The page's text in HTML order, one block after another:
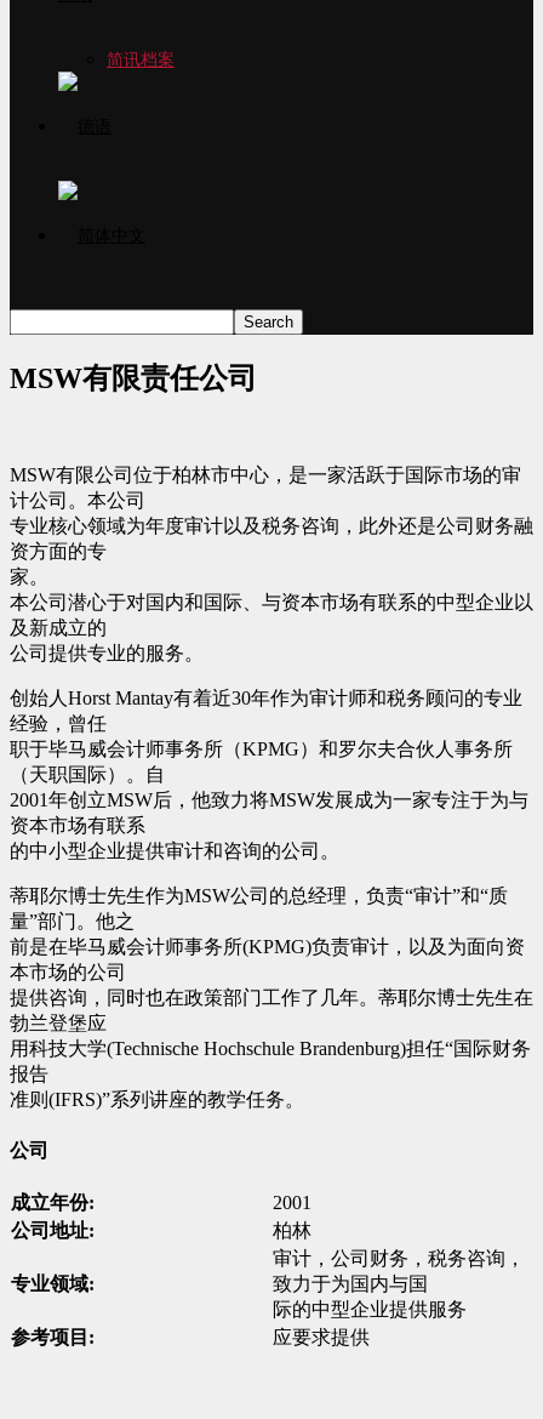
简讯档案
MSW有限责任公司
MSW有限公司位于柏林市中心，是一家活跃于国际市场的审
计公司。本公司
专业核心领域为年度审计以及税务咨询，此外还是公司财务融
资方面的专
家。
本公司潜心于对国内和国际、与资本市场有联系的中型企业以
及新成立的
公司提供专业的服务。
创始人Horst Mantay有着近30年作为审计师和税务顾问的专业
经验，曾任
职于毕马威会计师事务所（KPMG）和罗尔夫合伙人事务所
（天职国际）。自
2001年创立MSW后，他致力将MSW发展成为一家专注于为与
资本市场有联系
的中小型企业提供审计和咨询的公司。
蒂耶尔博士先生作为MSW公司的总经理，负责“审计”和“质
量”部门。他之
前是在毕马威会计师事务所(KPMG)负责审计，以及为面向资
本市场的公司
提供咨询，同时也在政策部门工作了几年。蒂耶尔博士先生在
勃兰登堡应
用科技大学(Technische Hochschule Brandenburg)担任“国际财务
报告
准则(IFRS)”系列讲座的教学任务。
公司
成立年份:
2001
公司地址:
柏林
专业领域:
审计，公司财务，税务咨询，
致力于为国内与国
际的中型企业提供服务
参考项目:
应要求提供